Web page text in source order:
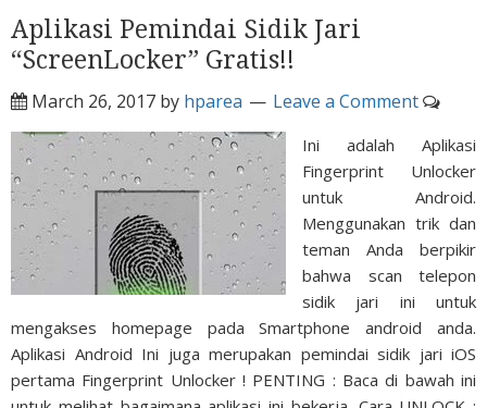
Aplikasi Pemindai Sidik Jari
“ScreenLocker” Gratis!!
March 26, 2017 by hparea Leave a Comment
Ini adalah Aplikasi
Fingerprint Unlocker
untuk Android.
Menggunakan trik dan
teman Anda berpikir
bahwa scan telepon
sidik jari ini untuk
mengakses homepage pada Smartphone android anda.
Aplikasi Android Ini juga merupakan pemindai sidik jari iOS
pertama Fingerprint Unlocker ! PENTING : Baca di bawah ini